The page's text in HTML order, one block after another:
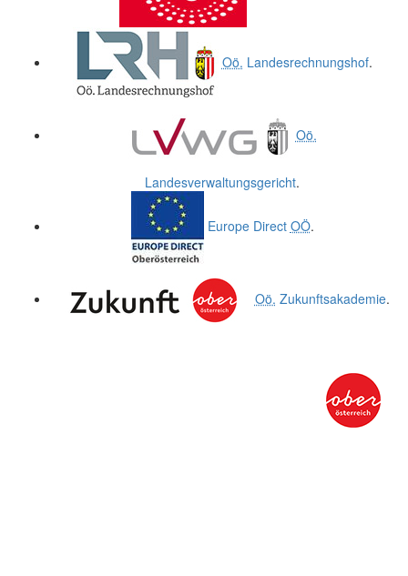
Oö. Landesrechnungshof.
Oö.
Landesverwaltungsgericht.
Europe Direct OÖ.
Oö. Zukunftsakademie.